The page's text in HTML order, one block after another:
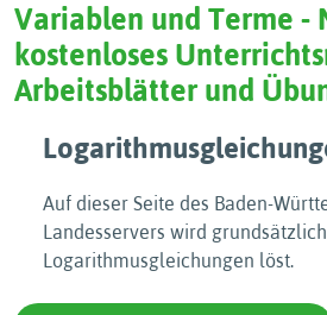
Variablen und Terme -
kostenloses
Arbeitsblätter und
Auf dieser Seite des Baden-
Landesservers wird
Logarithmusgleichungen löst.